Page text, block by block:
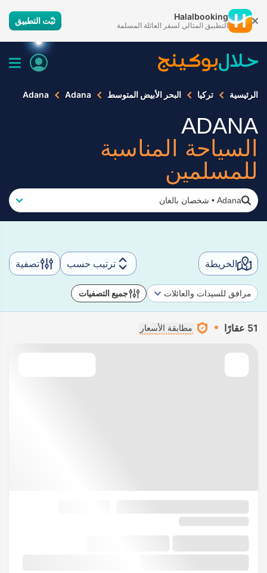
Halalbooking
التطبيق المثالي لسفر العائلة المسلمة ثبّت التطبيق
الرئيسية تركيا البحر الأبيض المتوسط Adana
Adana
ADANA
السياحة المناسبة
للمسلمين
Adana
• شخصان بالغان
الخريطة ترتيب حسب تصفية
مرافق للسيدات والعائلات جميع التصفيات
51 عقارًا مطابقة الأسعار